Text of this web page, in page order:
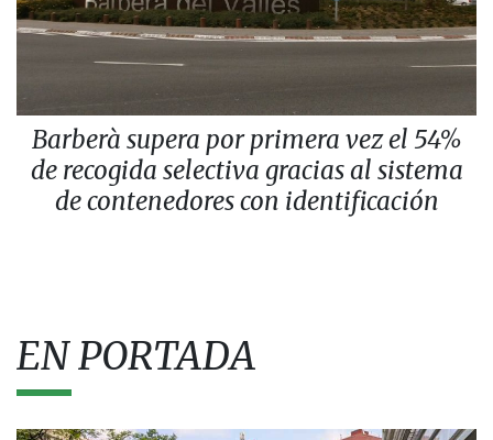
Barberà supera por primera vez el 54%
de recogida selectiva gracias al sistema
de contenedores con identificación
EN PORTADA